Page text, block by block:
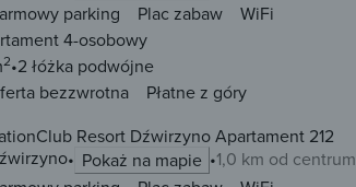
parking
Plac zabaw
WiFi
4-osobowy
2 2 łóżka podwójne
bezzwrotna
Płatne z góry
Resort Dźwirzyno Apartament 212
Pokaż na mapie 1,0 km od centrum